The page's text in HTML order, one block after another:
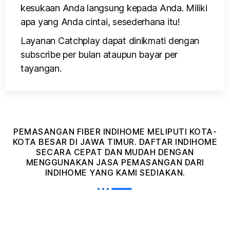
kesukaan Anda langsung kepada Anda. Miliki
apa yang Anda cintai, sesederhana itu!
Layanan Catchplay dapat dinikmati dengan
subscribe per bulan ataupun bayar per
tayangan.
PEMASANGAN FIBER INDIHOME MELIPUTI KOTA-
KOTA BESAR DI JAWA TIMUR. DAFTAR INDIHOME
SECARA CEPAT DAN MUDAH DENGAN
MENGGUNAKAN JASA PEMASANGAN DARI
INDIHOME YANG KAMI SEDIAKAN.